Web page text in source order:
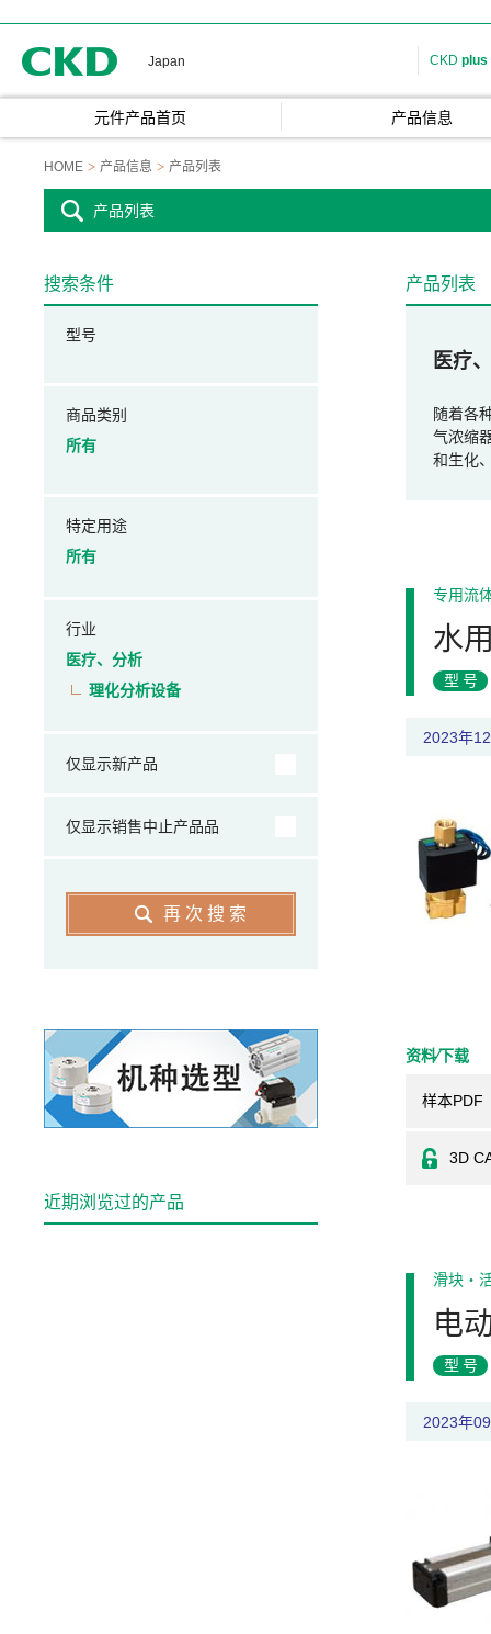
Japan CKD plus
元件产品首页 产品信息
HOME 产品信息 产品列表
产品列表
产品列表
医疗
随着各
气浓缩
和生化
专用流
水
型号
2023年
资料⁄下载
样本PDF
3D
滑块・
电
型号
2023年
搜索条件
型号
商品类别
所有
特定用途
所有
行业
医疗、分析
理化分析设备
仅显示新产品
仅显示销售中止产品品
再次搜索
近期浏览过的产品